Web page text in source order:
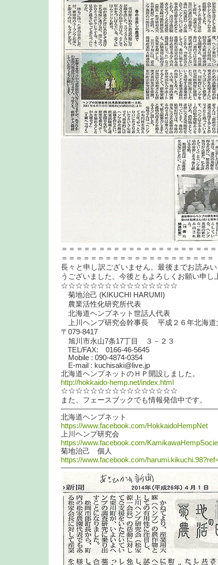
＝＝＝＝＝＝＝＝＝＝＝＝＝＝＝＝＝＝＝＝
＝＝＝＝＝＝＝＝＝＝＝＝＝＝＝＝＝＝＝＝＝
長々と申し訳ございません。最後までお読み
うございました。今後ともよろしくお願い申し
☆☆☆☆☆☆☆☆☆☆☆☆☆☆☆☆
菊地治己 (KIKUCHI HARUMI)
農業活性化研究所代表
北海道ヘンプネット世話人代表
上川ヘンプ研究会幹事長 平成２６年北海
〒079-8417
旭川市永山7条17丁目 ３－２３
TEL/FAX: 0166-46-5645
Mobile : 090-4874-0354
E-mail : kuchisaki@live.jp
北海道ヘンプネットのＨＰ開設しました。
http://hokkaido-hemp.net/index.html
☆☆☆☆☆☆☆☆☆☆☆☆☆☆☆☆
また、フェースブックでも情報発信中です。
北海道ヘンプネット
https://www.facebook.com/HokkaidoHempNet
上川ヘンプ研究会
https://www.facebook.com/
菊地治己 個人
https://www.facebook.com/